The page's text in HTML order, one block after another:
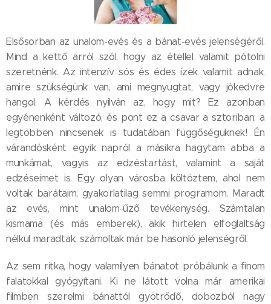
Elsősorban az unalom-evés és a bánat-evés jelenségéről.
Mind a kettő arról szól, hogy az étellel valamit pótolni
szeretnénk. Az intenzív sós és édes ízek valamit adnak,
amire szükségünk van, ami megnyugtat, vagy jókedvre
hangol. A kérdés nyilván az, hogy mit? Ez azonban
egyénenként változó, és pont ez a csavar a sztoriban: a
legtöbben nincsenek is tudatában függőségüknek! Én
várandósként egyik napról a másikra hagytam abba a
munkámat, vagyis az edzéstartást, valamint a saját
edzéseimet is. Egy olyan városba költöztem, ahol nem
voltak barátaim, gyakorlatilag semmi programom. Maradt
az evés, mint unalom-űző tevékenység. Számtalan
kismama (és más emberek), akik hirtelen elfoglaltság
nélkül maradtak, számoltak már be hasonló jelenségről.
Az sem ritka, hogy valamilyen bánatot próbálunk a finom
falatokkal gyógyítani. Ki ne látott volna már amerikai
filmben szerelmi bánattól gyötrődő, dobozból nagy